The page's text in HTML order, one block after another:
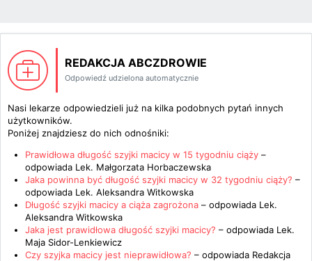
REDAKCJA ABCZDROWIE
Odpowiedź udzielona automatycznie
Nasi lekarze odpowiedzieli już na kilka podobnych pytań innych
użytkowników.
Poniżej znajdziesz do nich odnośniki:
Prawidłowa długość szyjki macicy w 15 tygodniu ciąży –
odpowiada Lek. Małgorzata Horbaczewska
Jaka powinna być długość szyjki macicy w 32 tygodniu ciąży? –
odpowiada Lek. Aleksandra Witkowska
Długość szyjki macicy a ciąża zagrożona – odpowiada Lek.
Aleksandra Witkowska
Jaka jest prawidłowa długość szyjki macicy? – odpowiada Lek.
Maja Sidor-Lenkiewicz
Czy szyjka macicy jest nieprawidłowa? – odpowiada Redakcja